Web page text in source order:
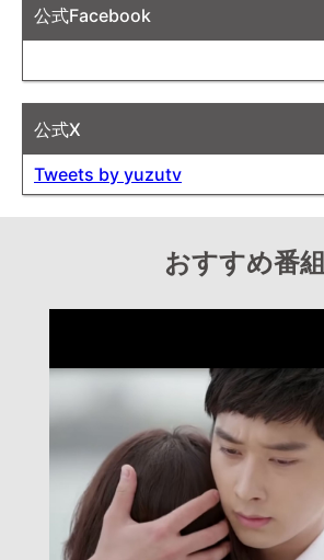
公式Facebook
公式X
Tweets by yuzutv
おすすめ番組